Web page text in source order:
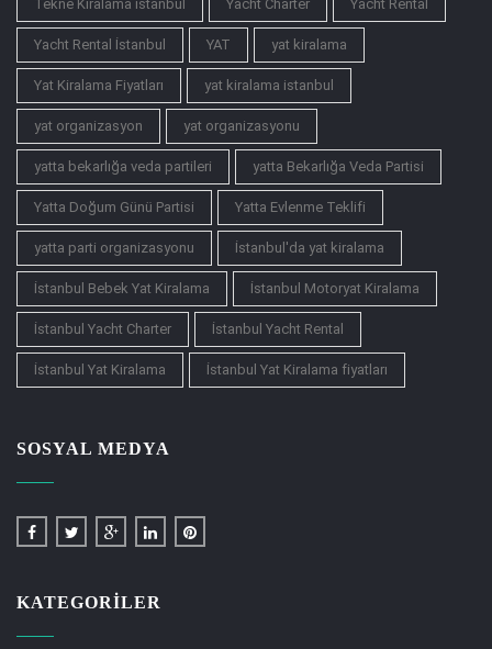
Tekne Kiralama istanbul Yacht Charter Yacht Rental
Yacht Rental İstanbul YAT yat kiralama
Yat Kiralama Fiyatları yat kiralama istanbul
yat organizasyon yat organizasyonu
yatta bekarlığa veda partileri yatta Bekarlığa Veda Partisi
Yatta Doğum Günü Partisi Yatta Evlenme Teklifi
yatta parti organizasyonu İstanbul'da yat kiralama
İstanbul Bebek Yat Kiralama İstanbul Motoryat Kiralama
İstanbul Yacht Charter İstanbul Yacht Rental
İstanbul Yat Kiralama İstanbul Yat Kiralama fiyatları
SOSYAL MEDYA
KATEGORILER